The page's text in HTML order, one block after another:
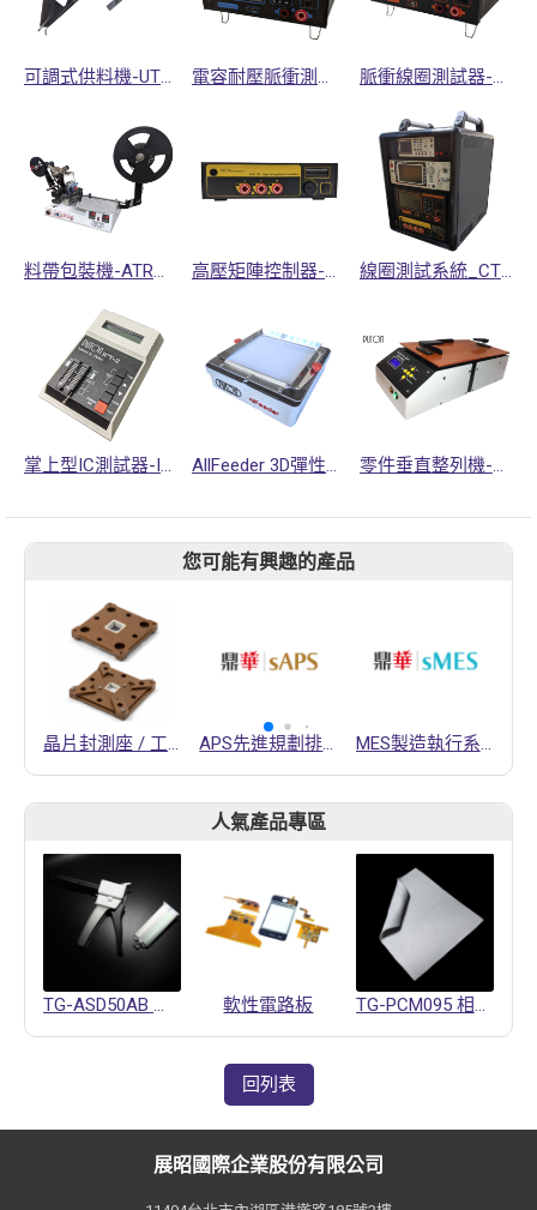
可調式供料機-UTF系列 電容耐壓脈衝測試器 脈衝線圈測試器-ST系列
料帶包裝機-ATR系列 高壓矩陣控制器-HMC系列 線圈測試系統_CTS-6000
掌上型IC測試器-ICT系列 AllFeeder 3D彈性整列送料機 零件垂直整列機-VPA系列
您可能有興趣的產品
晶片封測座 / 工程塑膠 / 陶瓷 加工 / 封測設備零件 APS先進規劃排程系統 MES製造執行系統
人氣產品專區
TG-ASD50AB 導熱凝膠 軟性電路板 TG-PCM095 相變化材料
回列表
展昭國際企業股份有限公司